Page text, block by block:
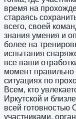
время на
стараясь
всего, своей
знания умения и
более на
испытания
все ваши
момент
ситуациях по
Всем, кто
Иркутской и
всей готовностью
участниками,